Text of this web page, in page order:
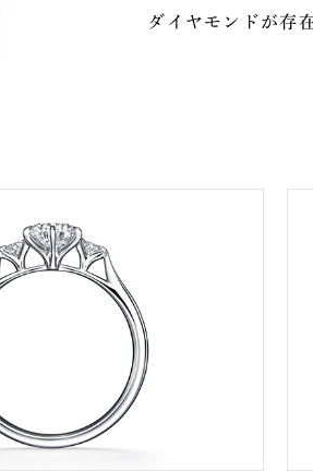
ダイヤモンドが存